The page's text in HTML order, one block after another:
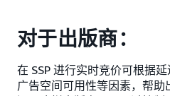
对于出版商：
在 SSP 进行实时竞价可根据
广告空间可用性等因素，帮